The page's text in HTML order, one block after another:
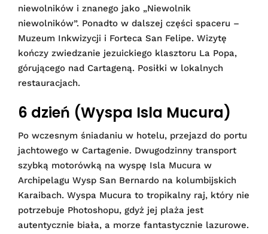
niewolników i znanego jako „Niewolnik
niewolników”. Ponadto w dalszej części spaceru –
Muzeum Inkwizycji i Forteca San Felipe. Wizytę
kończy zwiedzanie jezuickiego klasztoru La Popa,
górującego nad Cartageną. Posiłki w lokalnych
restauracjach.
6 dzień (Wyspa Isla Mucura)
Po wczesnym śniadaniu w hotelu, przejazd do portu
jachtowego w Cartagenie. Dwugodzinny transport
szybką motorówką na wyspę Isla Mucura w
Archipelagu Wysp San Bernardo na kolumbijskich
Karaibach. Wyspa Mucura to tropikalny raj, który nie
potrzebuje Photoshopu, gdyż jej plaża jest
autentycznie biała, a morze fantastycznie lazurowe.